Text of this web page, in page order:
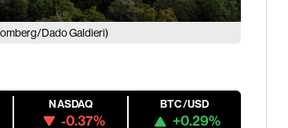
Dado Galdieri)
NASDAQ
-0.37%
BTC/USD
+0.29%